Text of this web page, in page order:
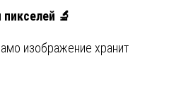
🔬
изображение хранит